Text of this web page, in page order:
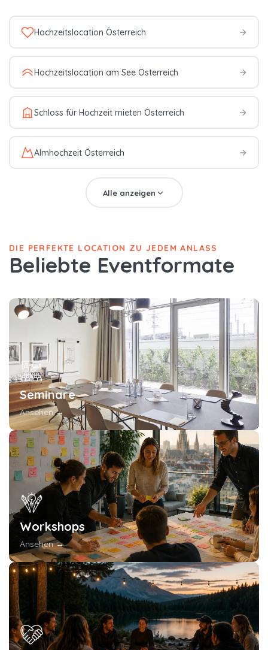
Hochzeitslocation Österreich
Hochzeitslocation am See Österreich
Schloss für Hochzeit mieten Österreich
Almhochzeit Österreich
Alle anzeigen
DIE PERFEKTE LOCATION ZU JEDEM ANLASS
Beliebte Eventformate
Seminare
Ansehen →
Workshops
Ansehen →